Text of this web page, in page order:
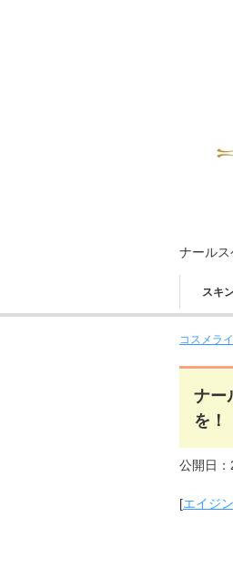
ナールス
スキ
コスメラ
ナー
を！
公開日
[エイジ